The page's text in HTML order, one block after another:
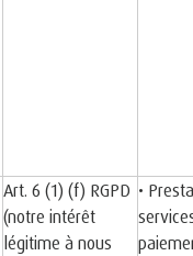
Art. 6 (1) (f) RGPD
(notre intérêt
légitime à nous
•